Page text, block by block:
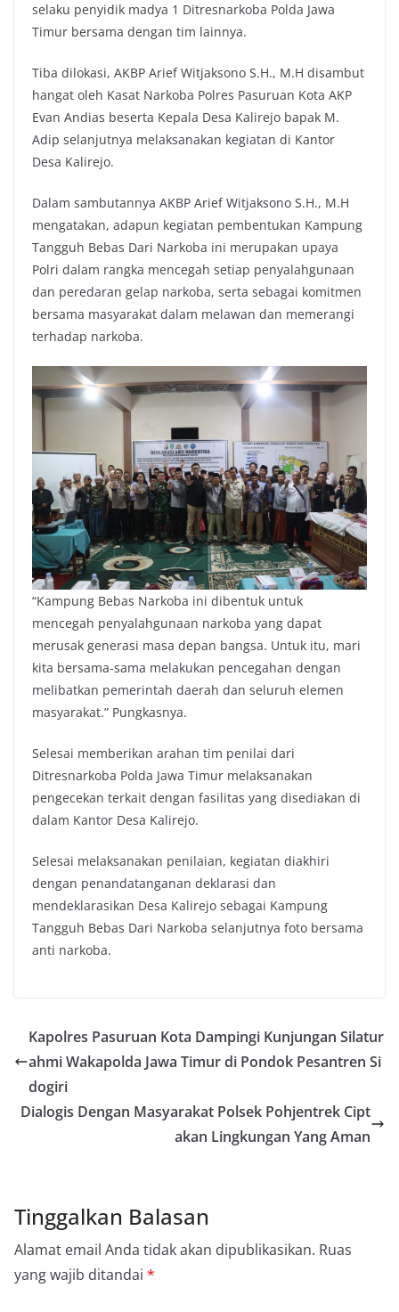
selaku penyidik madya 1 Ditresnarkoba Polda Jawa
Timur bersama dengan tim lainnya.
Tiba dilokasi, AKBP Arief Witjaksono S.H., M.H disambut
hangat oleh Kasat Narkoba Polres Pasuruan Kota AKP
Evan Andias beserta Kepala Desa Kalirejo bapak M.
Adip selanjutnya melaksanakan kegiatan di Kantor
Desa Kalirejo.
Dalam sambutannya AKBP Arief Witjaksono S.H., M.H
mengatakan, adapun kegiatan pembentukan Kampung
Tangguh Bebas Dari Narkoba ini merupakan upaya
Polri dalam rangka mencegah setiap penyalahgunaan
dan peredaran gelap narkoba, serta sebagai komitmen
bersama masyarakat dalam melawan dan memerangi
terhadap narkoba.
“Kampung Bebas Narkoba ini dibentuk untuk
mencegah penyalahgunaan narkoba yang dapat
merusak generasi masa depan bangsa. Untuk itu, mari
kita bersama-sama melakukan pencegahan dengan
melibatkan pemerintah daerah dan seluruh elemen
masyarakat.” Pungkasnya.
Selesai memberikan arahan tim penilai dari
Ditresnarkoba Polda Jawa Timur melaksanakan
pengecekan terkait dengan fasilitas yang disediakan di
dalam Kantor Desa Kalirejo.
Selesai melaksanakan penilaian, kegiatan diakhiri
dengan penandatanganan deklarasi dan
mendeklarasikan Desa Kalirejo sebagai Kampung
Tangguh Bebas Dari Narkoba selanjutnya foto bersama
anti narkoba.
Kapolres Pasuruan Kota Dampingi Kunjungan Silatur
ahmi Wakapolda Jawa Timur di Pondok Pesantren Si
dogiri
Dialogis Dengan Masyarakat Polsek Pohjentrek Cipt
akan Lingkungan Yang Aman
Tinggalkan Balasan
Alamat email Anda tidak akan dipublikasikan. Ruas
yang wajib ditandai *